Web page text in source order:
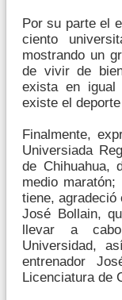
Por su parte el
ciento
mostrando un
de vivir de
exista en igual
existe el
Finalmente,
Universiada
de Chihuahua,
medio
tiene, agradeció
José Bollain,
llevar a
Universidad,
entrenador
Licenciatura de